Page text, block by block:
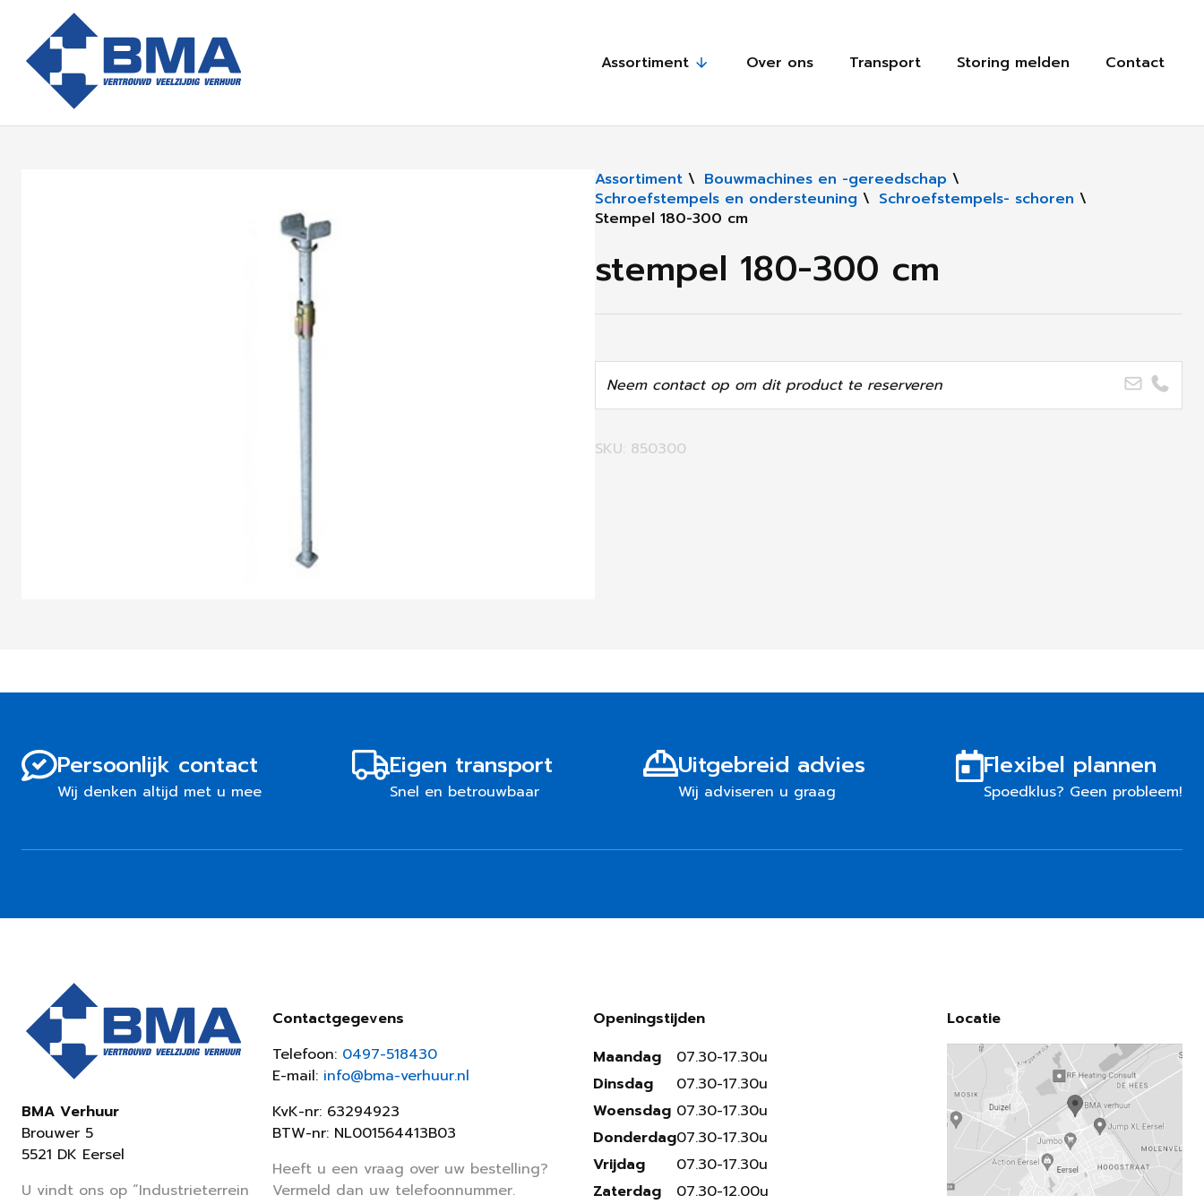
Assortiment Over ons Transport Storing melden Contact
Assortiment \ Bouwmachines en -gereedschap \
Schroefstempels en ondersteuning \ Schroefstempels- schoren \
Stempel 180-300 cm
stempel 180-300 cm
Neem contact op om dit product te reserveren
SKU: 850300
Persoonlijk contact
Wij denken altijd met u mee
Eigen transport
Snel en betrouwbaar
Uitgebreid advies
Wij adviseren u graag
Flexibel plannen
Spoedklus? Geen probleem!
BMA Verhuur
Brouwer 5
5521 DK Eersel
U vindt ons op “Industrieterrein
Contactgegevens
Telefoon: 0497-518430
E-mail: info@bma-verhuur.nl
KvK-nr: 63294923
BTW-nr: NL001564413B03
Heeft u een vraag over uw bestelling?
Vermeld dan uw telefoonnummer.
Openingstijden
Maandag
Dinsdag
Woensdag
Donderdag
Vrijdag
Zaterdag
07.30-17.30u
07.30-17.30u
07.30-17.30u
07.30-17.30u
07.30-17.30u
07.30-12.00u
Locatie